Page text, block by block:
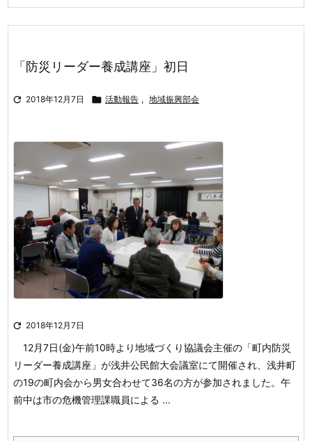
「防災リーダー養成講座」初日
 2018年12月7日  活動報告 , 地域振興部会
 2018年12月7日
12月7日(金)午前10時より地域づくり協議会主催の「町内防災
リーダー養成講座」が浅井公民館大会議室にて開催され、浅井町
の19の町内会から男女合わせて36名の方が参加されました。午
前中は市の危機管理課職員による ...